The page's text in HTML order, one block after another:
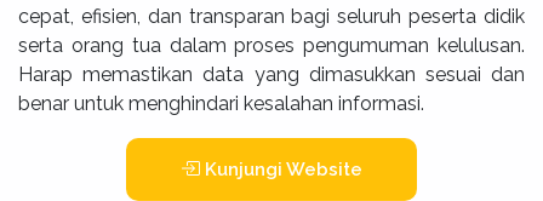
cepat, efisien, dan transparan bagi seluruh peserta didik
serta orang tua dalam proses pengumuman kelulusan.
Harap memastikan data yang dimasukkan sesuai dan
benar untuk menghindari kesalahan informasi.
Kunjungi Website